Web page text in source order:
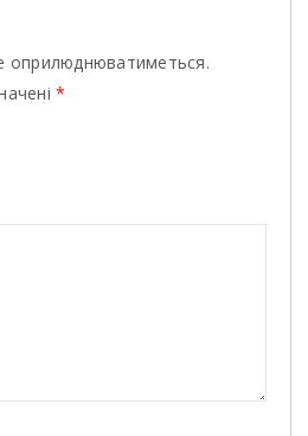
оприлюднюватиметься.
*